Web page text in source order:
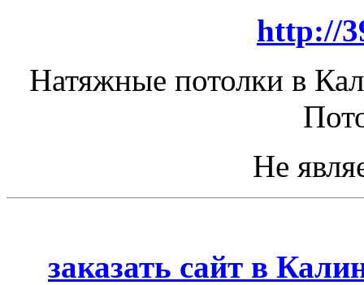
http://
Натяжные потолки в
Не
заказать сайт в